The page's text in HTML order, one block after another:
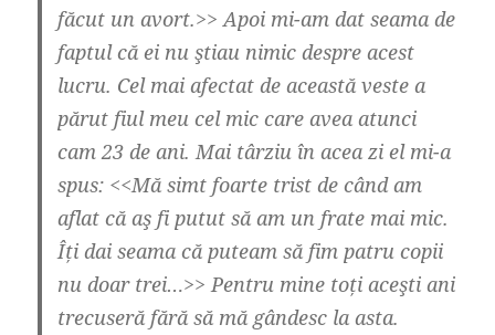
făcut un avort.>> Apoi mi-am dat seama de
faptul că ei nu ştiau nimic despre acest
lucru. Cel mai afectat de această veste a
părut fiul meu cel mic care avea atunci
cam 23 de ani. Mai târziu în acea zi el mi-a
spus: <<Mă simt foarte trist de când am
aflat că aş fi putut să am un frate mai mic.
Îți dai seama că puteam să fim patru copii
nu doar trei…>> Pentru mine toți aceşti ani
trecuseră fără să mă gândesc la asta.